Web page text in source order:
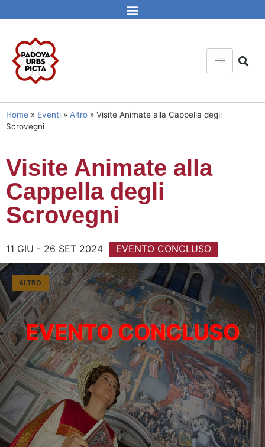
Home » Eventi » Altro » Visite Animate alla Cappella degli
Scrovegni
Visite Animate alla
Cappella degli
Scrovegni
11 GIU - 26 SET 2024 EVENTO CONCLUSO
ALTRO